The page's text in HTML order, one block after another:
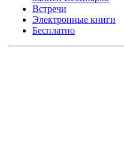
Встречи
Электронные книги
Бесплатно